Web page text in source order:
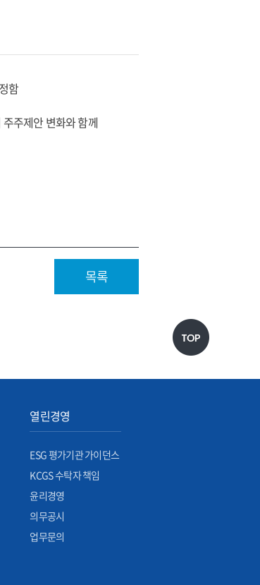
함
주제안 변화와 함께
목록
열린경영
ESG 평가기관 가이던스
KCGS 수탁자 책임
윤리경영
의무공시
업무문의